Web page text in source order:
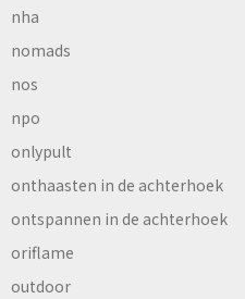
nha
nomads
nos
npo
onlypult
onthaasten in de achterhoek
ontspannen in de achterhoek
oriflame
outdoor